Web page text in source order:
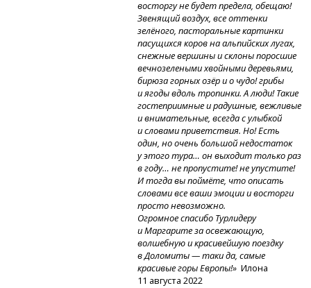
восторгу не будет предела, обещаю!
Звенящий воздух, все оттенки
зелёного, пасторальные картинки
пасущихся коров на альпийских лугах,
снежные вершины и склоны поросшие
вечнозелеными хвойными деревьями,
бирюза горных озёр и о чудо! грибы
и ягоды вдоль тропинки. А люди! Такие
гостеприимные и радушные, вежливые
и внимательные, всегда с улыбкой
и словами приветствия. Но! Есть
один, но очень большой недостаток
у этого тура… он выходит только раз
в году… не пропустите! не упустите!
И тогда вы поймёте, что описать
словами все ваши эмоции и восторги
просто невозможно.
Огромное спасибо Турлидеру
и Маргарите за освежающую,
волшебную и красивейшую поездку
в Доломиты — таки да, самые
красивые горы Европы!» Илона
11 августа 2022